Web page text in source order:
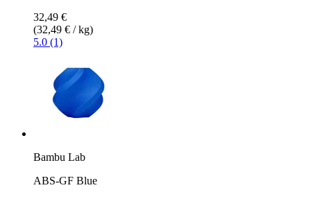
32,49 €
(32,49 € / kg)
5.0 (1)
Bambu Lab
ABS-GF Blue